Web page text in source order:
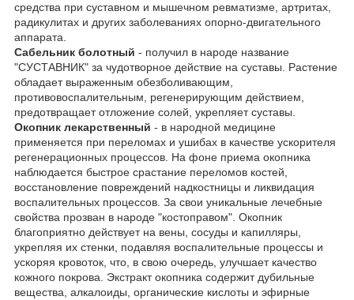
средства при суставном и мышечном ревматизме, артритах,
радикулитах и других заболеваниях опорно-двигательного
аппарата.
Сабельник болотный - получил в народе название
"СУСТАВНИК" за чудотворное действие на суставы. Растение
обладает выраженным обезболивающим,
противовоспалительным, регенерирующим действием,
предотвращает отложение солей, укрепляет суставы.
Окопник лекарственный - в народной медицине
применяется при переломах и ушибах в качестве ускорителя
регенерационных процессов. На фоне приема окопника
наблюдается быстрое срастание переломов костей,
восстановление повреждений надкостницы и ликвидация
воспалительных процессов. За свои уникальные лечебные
свойства прозван в народе "костоправом". Окопник
благоприятно действует на вены, сосуды и капилляры,
укрепляя их стенки, подавляя воспалительные процессы и
ускоряя кровоток, что, в свою очередь, улучшает качество
кожного покрова. Экстракт окопника содержит дубильные
вещества, алкалоиды, органические кислоты и эфирные